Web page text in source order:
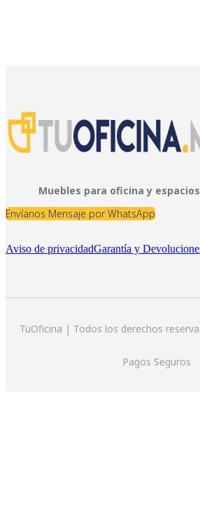
Muebles para oficina y
Envíanos Mensaje por WhatsApp
Aviso de privacidadGarantía y
TuOficina | Todos los derechos
Pagos Seguros